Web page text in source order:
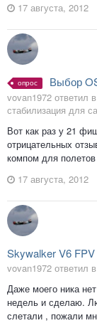
17 августа, 2012
опрос Выбор
vovan1972 ответил
стабилизация для
Вот как раз у 21
отрицательных
компом для
17 августа, 2012
Skywalker V6 FPV
vovan1972 ответил
Даже моего ника
недель и сделаю.
слетали , пожали